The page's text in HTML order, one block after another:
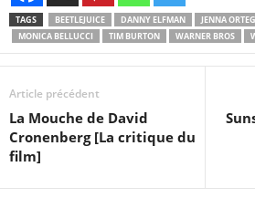
TAGS BEETLEJUICE DANNY ELFMAN JENNA
MONICA BELLUCCI
TIM BURTON WARNER BROS
Article précédent
La Mouche de David
Cronenberg [La critique du
film]